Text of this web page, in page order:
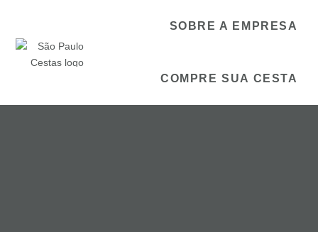
SOBRE A EMPRESA
COMPRE SUA CESTA